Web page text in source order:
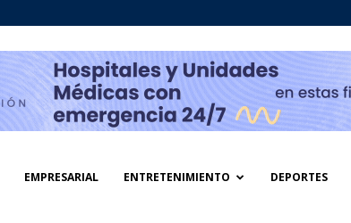
EMPRESARIAL ENTRETENIMIENTO DEPORTES